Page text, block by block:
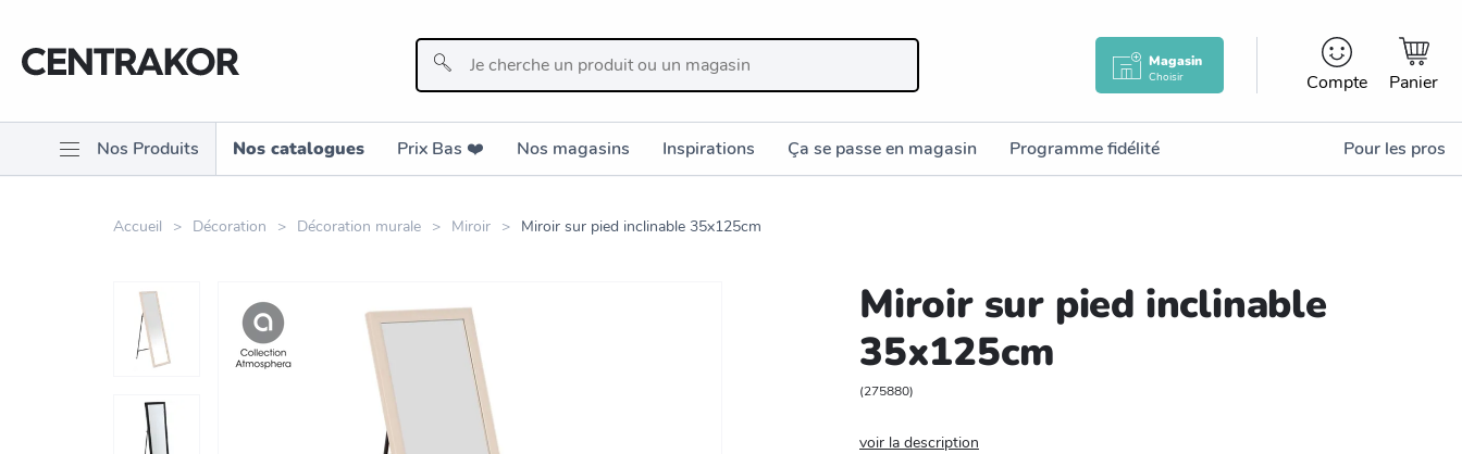
Magasin
Choisir Compte Panier
Nos Produits Nos catalogues Prix Bas ❤️️ Nos magasins Inspirations Ça se passe en magasin Programme fidélité Pour les pros
Accueil Décoration Décoration murale Miroir Miroir sur pied inclinable 35x125cm
Miroir sur pied inclinable
35x125cm
(275880)
voir la description